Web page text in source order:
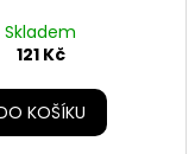
Skladem
121 Kč
KOŠÍKU